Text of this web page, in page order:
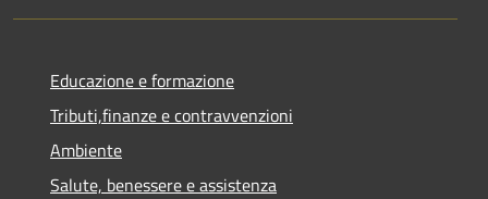
Educazione e formazione
Tributi,finanze e contravvenzioni
Ambiente
Salute, benessere e assistenza